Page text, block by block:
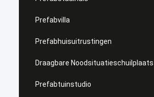
Prefabvilla
Prefabhuisuitrustingen
Draagbare Noodsituatieschuilplaats
Prefabtuinstudio